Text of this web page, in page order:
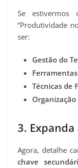
Se estivermos
“Produtividade
ser:
Gestão do
Técnicas de
Organização
3.
Agora, detalhe
chave